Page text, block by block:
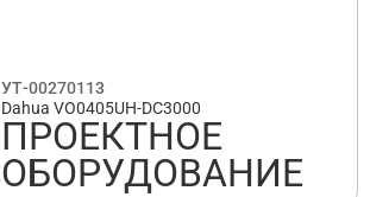
УТ-00270113
Dahua VO0405UH-DC3000
ПРОЕКТНОЕ
ОБОРУДОВАНИЕ